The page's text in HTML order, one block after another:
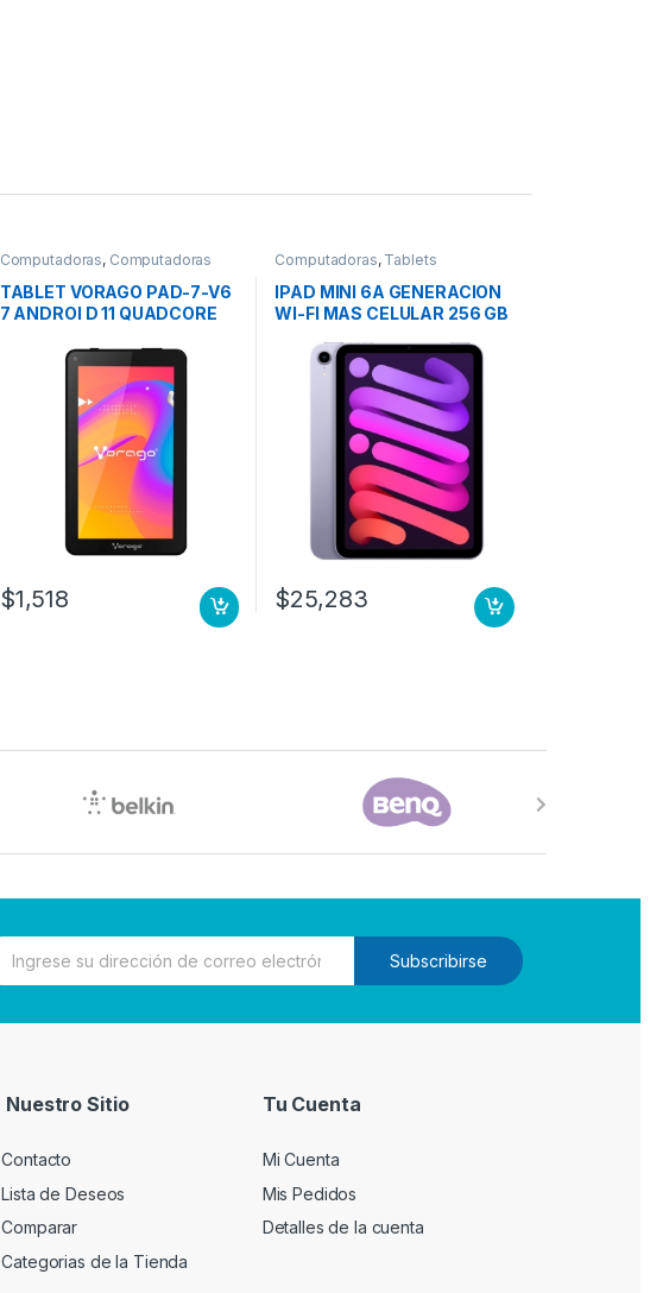
Computadoras, Computadoras
Portátiles
TABLET VORAGO PAD-7-V6
7 ANDROI D 11 QUADCORE
$1,518
Computadoras, Tablets
IPAD MINI 6A GENERACION
WI-FI MAS CELULAR 256 GB
$25,283
Subscribirse
Nuestro Sitio
Contacto
Lista de Deseos
Comparar
Categorias de la Tienda
Tu Cuenta
Mi Cuenta
Mis Pedidos
Detalles de la cuenta